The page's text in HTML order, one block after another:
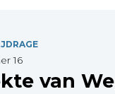
16
van